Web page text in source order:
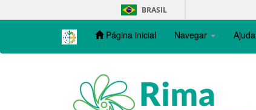
navigation
BRASIL
Página inicial Navegar Ajuda